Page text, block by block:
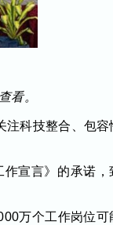
看。
注科技整合、包容
宣言》的承诺，
万个工作岗位可